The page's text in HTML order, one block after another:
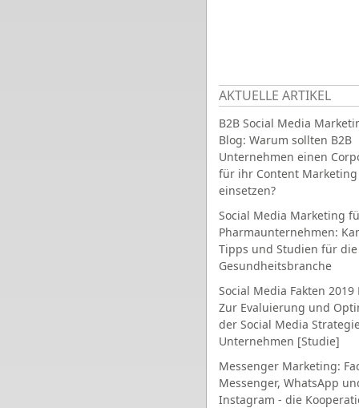
AKTUELLE ARTIKEL
B2B Social Media
Blog: Warum sollten B2B
Unternehmen einen
für ihr Content Marketing
einsetzen?
Social Media Marketing
Pharmaunternehmen:
Tipps und Studien für die
Gesundheitsbranche
Social Media Fakten 2019
Zur Evaluierung und
der Social Media
Unternehmen [Studie]
Messenger Marketing:
Messenger, WhatsApp
Instagram - die